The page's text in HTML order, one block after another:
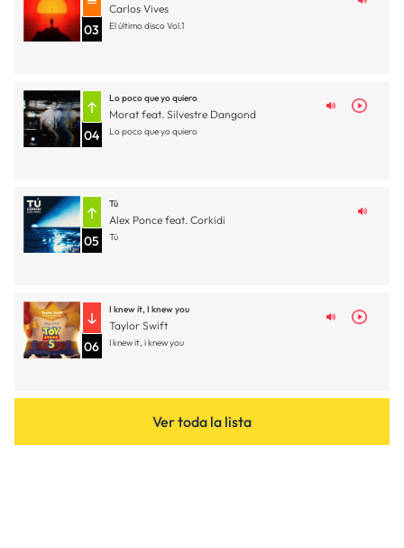
03
Carlos Vives
El último disco Vol.1
04
Lo poco que yo quiero
Morat feat. Silvestre Dangond
Lo poco que yo quiero
05
Tú
Alex Ponce feat. Corkidi
Tú
06
I knew it, I knew you
Taylor Swift
I knew it, i knew you
Ver toda la lista